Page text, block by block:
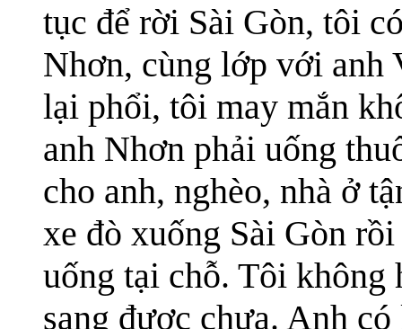
tục để rời Sài Gòn, tôi
Nhơn, cùng lớp với anh
lại phổi, tôi may mắn
anh Nhơn phải uống
cho anh, nghèo, nhà ở
xe đò xuống Sài Gòn
uống tại chỗ. Tôi không
sang được chưa. Anh